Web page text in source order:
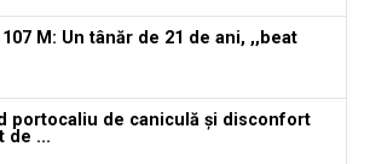
M: Un tânăr de 21 de ani, ,,beat
portocaliu de caniculă și disconfort
de ...